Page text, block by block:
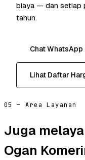
biaya — dan setiap
tahun.
Chat WhatsApp
Lihat Daftar
05 — Area Layanan
Juga
Ogan